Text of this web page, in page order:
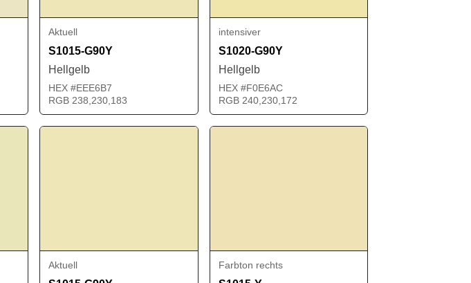
Aktuell
S1015-G90Y
Hellgelb
HEX #EEE6B7
RGB 238,230,183
intensiver
S1020-G90Y
Hellgelb
HEX #F0E6AC
RGB 240,230,172
Aktuell Farbton rechts